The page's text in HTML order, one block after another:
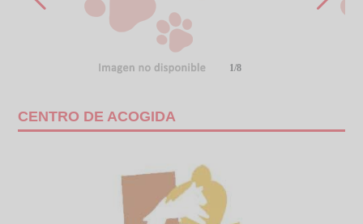
1/8
CENTRO DE ACOGIDA